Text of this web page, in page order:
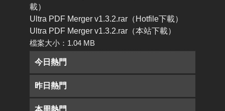
載）
Ultra PDF Merger v1.3.2.rar（Hotfile下載）
Ultra PDF Merger v1.3.2.rar（本站下載）
檔案大小：1.04 MB
今日熱門
昨日熱門
本周熱門